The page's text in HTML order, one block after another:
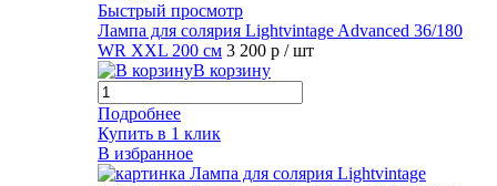
Быстрый просмотр
Лампа для солярия Lightvintage Advanced 36/180
WR XXL 200 см 3 200 р / шт
В корзину
Подробнее
Купить в 1 клик
В избранное